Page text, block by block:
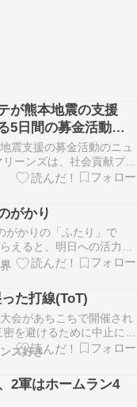
が熊本地震の支援
5日間の募金活動を
震支援の募金活動のニュ
ーンズは、社会貢献プロ
和八年熊本地震の被災地
日から九日までの計五試
活動を実施することを発
球団と選手会が連携して
がかり
がかりの「ふたり」で
えると、明日への活力と
千葉ロッテマリーンズラ
た打線(ToT)
会があちこちで開催され
を避けるために中止にな
にゲリラ的に開催した
と変化が見られました
えば花火ですよね(^^) 8
さき花火大会がありま
ズ好き
2軍はホームラン4